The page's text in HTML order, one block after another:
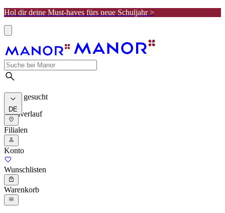
Hol dir deine Must-haves fürs neue Schuljahr >
Meist gesucht
Suchverlauf
DE
Filialen
Konto
Wunschlisten
Warenkorb